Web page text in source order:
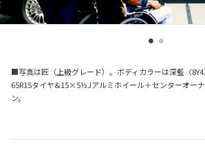
■写真は匠（上級グレード）。ボディカラーは深藍〈
65R15タイヤ&15×5½Jアルミホイール＋センターオー
ン。